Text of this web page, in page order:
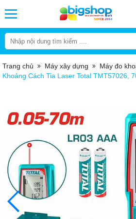
Trang chủ Máy xây dựng Máy đo
Khoảng Cách Tia Laser Total TMT57026,